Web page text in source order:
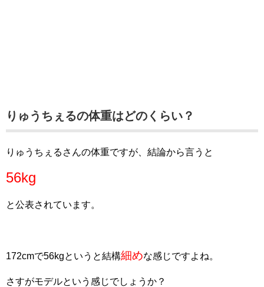
りゅうちぇるの体重はどのくらい？
りゅうちぇるさんの体重ですが、結論から言うと
56kg
と公表されています。
172cmで56kgというと結構細めな感じですよね。
さすがモデルという感じでしょうか？